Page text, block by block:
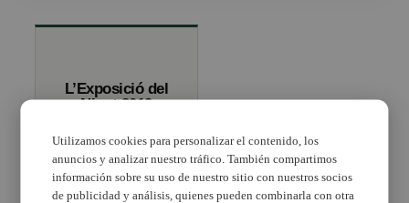
L’Exposició del
Ninot 2019
les seues portes
Utilizamos cookies para personalizar el contenido, los
anuncios y analizar nuestro tráfico. También compartimos
información sobre su uso de nuestro sitio con nuestros socios
de publicidad y análisis, quienes pueden combinarla con otra